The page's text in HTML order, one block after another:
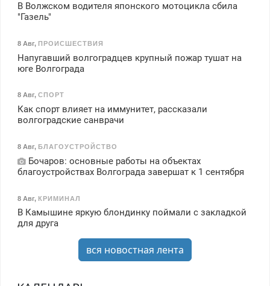
В Волжском водителя японского мотоцикла сбила
"Газель"
8 Авг, ПРОИСШЕСТВИЯ
Напугавший волгоградцев крупный пожар тушат на
юге Волгограда
8 Авг, СПОРТ
Как спорт влияет на иммунитет, рассказали
волгоградские санврачи
8 Авг, БЛАГОУСТРОЙСТВО
Бочаров: основные работы на объектах
благоустройствах Волгограда завершат к 1 сентября
8 Авг, КРИМИНАЛ
В Камышине яркую блондинку поймали с закладкой
для друга
вся новостная лента